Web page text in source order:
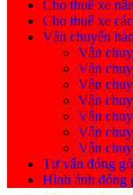
Cho thuê xe
Cho thuê xe
Vận chuyển
Vận
Vận
Vận
Vận
Vận
Vận
Vận
Tư vấn đóng
Hình ảnh đóng